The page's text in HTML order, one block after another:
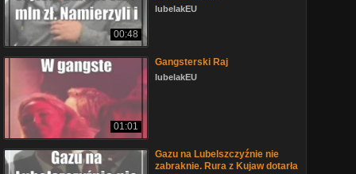
00:48
lubelakEU
01:01
Gangsterski Raj
lubelakEU
Gazu na Lubelszczyźnie nie
zabraknie. Rura z Kujaw dotarła